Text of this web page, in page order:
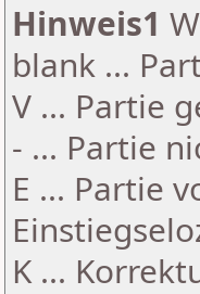
Hinweis1
blank ...
V ... Partie
- ... Partie
E ... Partie
K ...